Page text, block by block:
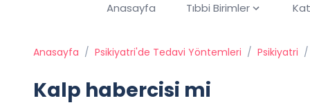
Anasayfa Tıbbi Birimler
Anasayfa / Psikiyatri'de Tedavi Yöntemleri / Psikiyatri /
Kalp habercisi mi